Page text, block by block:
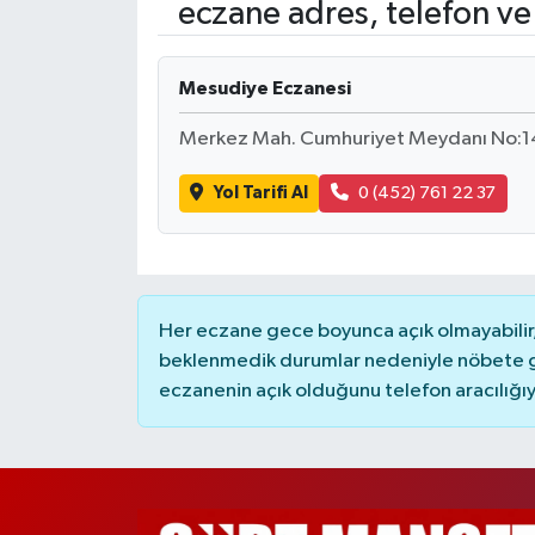
eczane adres, telefon ve
Mesudiye Eczanesi
Merkez Mah. Cumhuriyet Meydanı
Yol Tarifi Al 0 (452) 761 22 37
Her eczane gece boyunca açık
beklenmedik durumlar nedeniyle nöbete
eczanenin açık olduğunu telefon